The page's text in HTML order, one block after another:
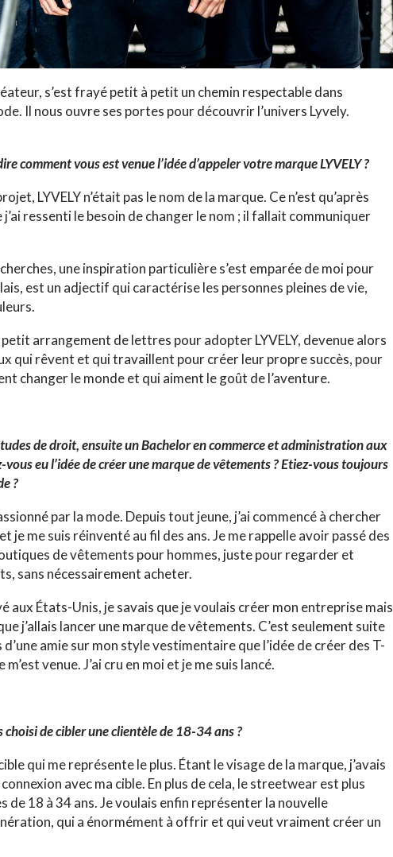
s’est frayé petit à petit un chemin respectable dans
Il nous ouvre ses portes pour découvrir l’univers Lyvely.
comment vous est venue l’idée d’appeler votre marque LYVELY ?
LYVELY n’était pas le nom de la marque. Ce n’est qu’après
ressenti le besoin de changer le nom ; il fallait communiquer
une inspiration particulière s’est emparée de moi pour
est un adjectif qui caractérise les personnes pleines de vie,
petit arrangement de lettres pour adopter LYVELY, devenue alors
qui rêvent et qui travaillent pour créer leur propre succès, pour
changer le monde et qui aiment le goût de l’aventure.
de droit, ensuite un Bachelor en commerce et administration aux
vous eu l’idée de créer une marque de vêtements ? Etiez-vous toujours
?
par la mode. Depuis tout jeune, j’ai commencé à chercher
je me suis réinventé au fil des ans. Je me rappelle avoir passé des
de vêtements pour hommes, juste pour regarder et
sans nécessairement acheter.
aux États-Unis, je savais que je voulais créer mon entreprise mais
j’allais lancer une marque de vêtements. C’est seulement suite
amie sur mon style vestimentaire que l’idée de créer des T-
venue. J’ai cru en moi et je me suis lancé.
de cibler une clientèle de 18-34 ans ?
qui me représente le plus. Étant le visage de la marque, j’avais
avec ma cible. En plus de cela, le streetwear est plus
de 18 à 34 ans. Je voulais enfin représenter la nouvelle
qui a énormément à offrir et qui veut vraiment créer un